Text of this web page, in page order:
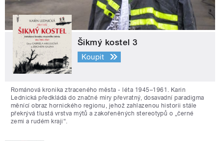
Šikmý kostel 3
Koupit
Románová kronika ztraceného města - léta 1945–1961. Karin
Lednická předkládá do značné míry převratný, dosavadní paradigma
měnící obraz hornického regionu, jehož zahlazenou historii stále
překrývá tlustá vrstva mýtů a zakořeněných stereotypů o „černé
zemi a rudém kraji“.